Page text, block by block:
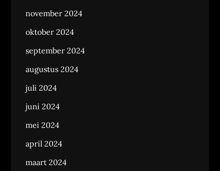
november 2024
oktober 2024
september 2024
augustus 2024
juli 2024
juni 2024
mei 2024
april 2024
maart 2024